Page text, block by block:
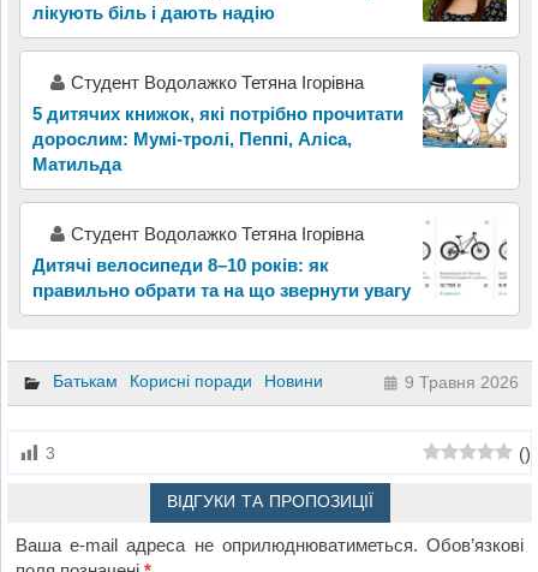
лікують біль і дають надію
Студент Водолажко Тетяна Ігорівна
5 дитячих книжок, які потрібно прочитати
дорослим: Мумі-тролі, Пеппі, Аліса,
Матильда
Студент Водолажко Тетяна Ігорівна
Дитячі велосипеди 8–10 років: як
правильно обрати та на що звернути увагу
Батькам Корисні поради Новини 9 Травня 2026
3 ()
ВІДГУКИ ТА ПРОПОЗИЦІЇ
Ваша e-mail адреса не оприлюднюватиметься. Обов’язкові